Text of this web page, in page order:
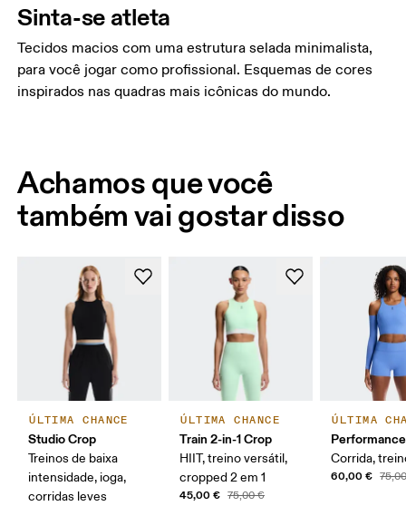
Sinta-se atleta
Tecidos macios com uma estrutura selada minimalista,
para você jogar como profissional. Esquemas de cores
inspirados nas quadras mais icônicas do mundo.
Achamos que você
também vai gostar disso
ÚLTIMA CHANCE
Studio Crop
Treinos de baixa
intensidade, ioga,
corridas leves
ÚLTIMA CHANCE
Train 2-in-1 Crop
HIIT, treino versátil,
cropped 2 em 1
45,00 € 75,00 €
ÚLTIMA
Corrida,
60,00 €